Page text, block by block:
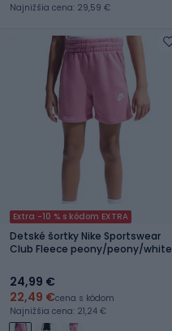
Najnižšia cena: 29,59 €
Extra -10 % s kódom EXTRA
Detské šortky Nike Sportswear
Club Fleece peony/peony/white
24,99 €
22,49 €cena s kódom
Najnižšia cena: 21,24 €